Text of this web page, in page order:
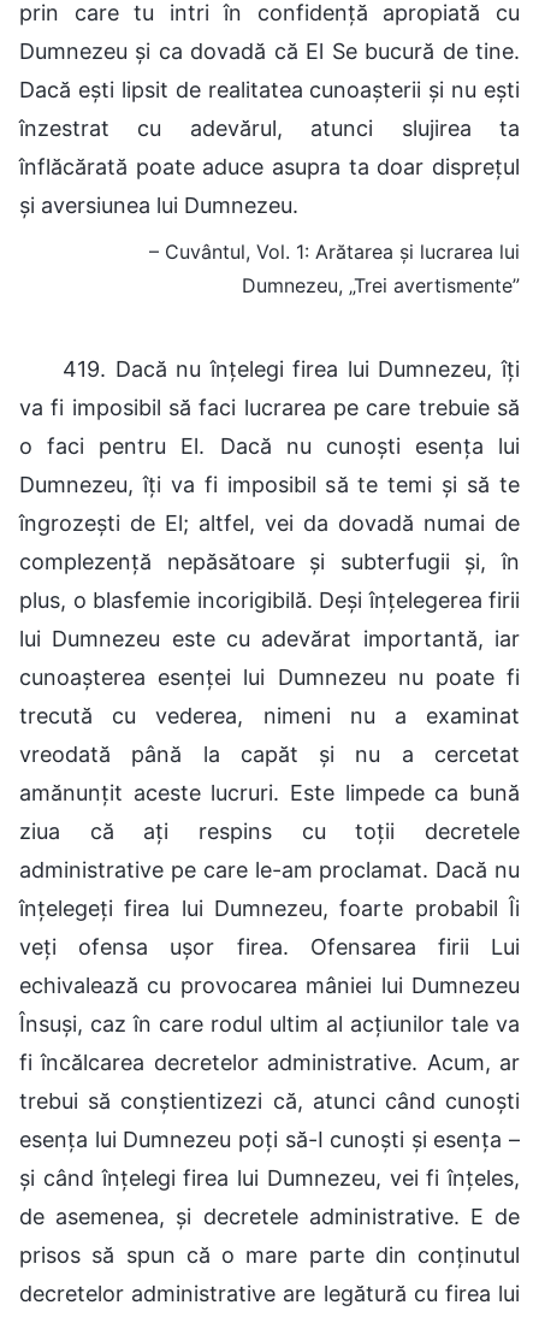
prin care tu intri în confidență apropiată cu
Dumnezeu și ca dovadă că El Se bucură de tine.
Dacă ești lipsit de realitatea cunoașterii și nu ești
înzestrat cu adevărul, atunci slujirea ta
înflăcărată poate aduce asupra ta doar disprețul
și aversiunea lui Dumnezeu.
– Cuvântul, Vol. 1: Arătarea și lucrarea lui
Dumnezeu, „Trei avertismente”
419. Dacă nu înțelegi firea lui Dumnezeu, îți
va fi imposibil să faci lucrarea pe care trebuie să
o faci pentru El. Dacă nu cunoști esența lui
Dumnezeu, îți va fi imposibil să te temi și să te
îngrozești de El; altfel, vei da dovadă numai de
complezență nepăsătoare și subterfugii și, în
plus, o blasfemie incorigibilă. Deși înțelegerea firii
lui Dumnezeu este cu adevărat importantă, iar
cunoașterea esenței lui Dumnezeu nu poate fi
trecută cu vederea, nimeni nu a examinat
vreodată până la capăt și nu a cercetat
amănunțit aceste lucruri. Este limpede ca bună
ziua că ați respins cu toții decretele
administrative pe care le-am proclamat. Dacă nu
înțelegeți firea lui Dumnezeu, foarte probabil Îi
veți ofensa ușor firea. Ofensarea firii Lui
echivalează cu provocarea mâniei lui Dumnezeu
Însuși, caz în care rodul ultim al acțiunilor tale va
fi încălcarea decretelor administrative. Acum, ar
trebui să conștientizezi că, atunci când cunoști
esența lui Dumnezeu poți să-I cunoști și esența –
și când înțelegi firea lui Dumnezeu, vei fi înțeles,
de asemenea, și decretele administrative. E de
prisos să spun că o mare parte din conținutul
decretelor administrative are legătură cu firea lui